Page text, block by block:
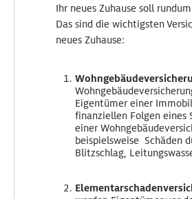
Ihr neues Zuhause soll
Das sind die wichtigsten
neues Zuhause:
Eigentümer einer
finanziellen Folgen eines
einer
beispielsweise Schäden
Blitzschlag,